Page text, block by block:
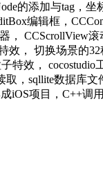
的添加与tag，
编辑框，
，
效， 切换场景的32
特效， cocostudio
取，sqllite数据库
iOS项目，C++调